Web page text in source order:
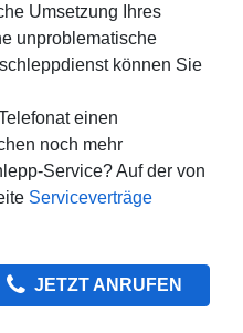
Umsetzung Ihres
unproblematische
können Sie
einen
noch mehr
Service? Auf der von
Serviceverträge
JETZT ANRUFEN